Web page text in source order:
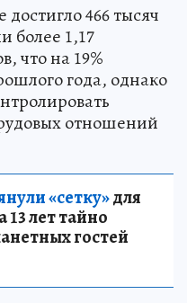
466 тысяч
более 1,17
что на 19%
года, однако
отношений
«сетку»для
лет тайно
гостей